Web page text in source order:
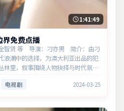
1:41:49
界免费点播
智贤 等 导演：刁亦男 简介：由刁
浪潮中的选择，为澳大利亚出品的犯
林里，叙事围绕人物抉择与时代氛围
电视剧 2024-03-25